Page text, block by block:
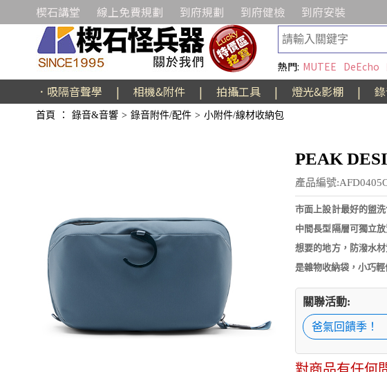
楔石講堂 線上免費規劃 到府規劃 到府健檢 到府安裝
熱門: MUTEE DeEcho
．吸隔音聲學 | 相機&附件 | 拍攝工具 | 燈光&影棚 |
首頁 ： 錄音&音響 > 錄音附件/配件 > 小附件/線材收納包
PEAK
產品編號
市面上設計最好的盥
中間長型隔層可獨立
想要的地方，防潑水
是雜物收納袋，小巧
關聯活動:
爸氣回饋季！